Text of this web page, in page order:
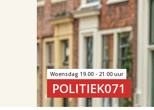
Woensdag 19.00 - 21.00 uur
POLITIEK071